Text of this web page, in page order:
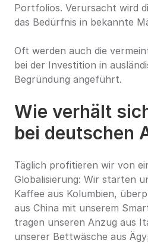
Portfolios. Verursacht wird
das Bedürfnis in bekannte
Oft werden auch die
bei der Investition in
Begründung angeführt.
Wie verhält
bei deutschen
Täglich profitieren wir von
Globalisierung: Wir starten
Kaffee aus Kolumbien,
aus China mit unserem
tragen unseren Anzug aus
unserer Bettwäsche aus